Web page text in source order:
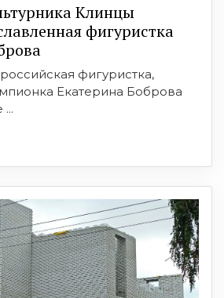
Клинцы
фигуристка
фигуристка,
Екатерина Боброва